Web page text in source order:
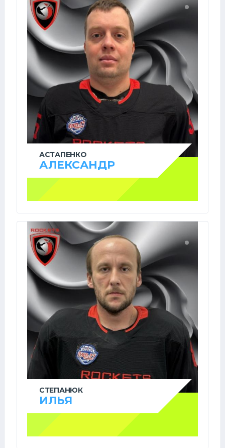
АСТАПЕНКО
АЛЕКСАНДР
СТЕПАНЮК
ИЛЬЯ